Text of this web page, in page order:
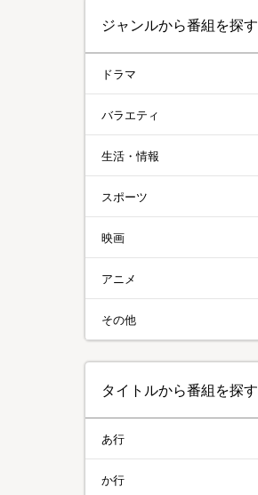
ジャンルから番組を探す
ドラマ
バラエティ
生活・情報
スポーツ
映画
アニメ
その他
タイトルから番組を探す
あ行
か行